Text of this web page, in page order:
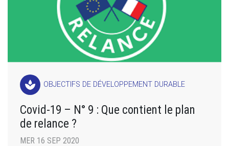
spa OBJECTIFS DE DÉVELOPPEMENT DURABLE
Covid-19 – N° 9 : Que contient le plan
de relance ?
MER 16 SEP 2020